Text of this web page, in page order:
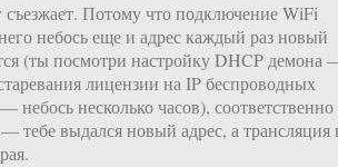
Потому что подключение WiFi
небось еще и адрес каждый раз новый
(ты посмотри настройку DHCP демона
лицензии на IP беспроводных
небось несколько часов), соответственно
тебе выдался новый адрес, а трансляция